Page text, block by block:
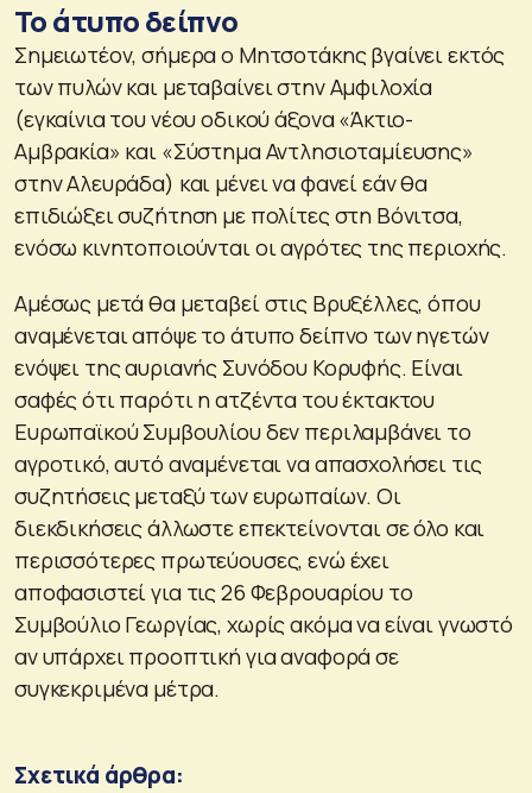
Το άτυπο δείπνο
Σημειωτέον, σήμερα ο Μητσοτάκης βγαίνει εκτός
των πυλών και μεταβαίνει στην Αμφιλοχία
(εγκαίνια του νέου οδικού άξονα «Άκτιο-
Αμβρακία» και «Σύστημα Αντλησιοταμίευσης»
στην Αλευράδα) και μένει να φανεί εάν θα
επιδιώξει συζήτηση με πολίτες στη Βόνιτσα,
ενόσω κινητοποιούνται οι αγρότες της περιοχής.
Αμέσως μετά θα μεταβεί στις Βρυξέλλες, όπου
αναμένεται απόψε το άτυπο δείπνο των ηγετών
ενόψει της αυριανής Συνόδου Κορυφής. Είναι
σαφές ότι παρότι η ατζέντα του έκτακτου
Ευρωπαϊκού Συμβουλίου δεν περιλαμβάνει το
αγροτικό, αυτό αναμένεται να απασχολήσει τις
συζητήσεις μεταξύ των ευρωπαίων. Οι
διεκδικήσεις άλλωστε επεκτείνονται σε όλο και
περισσότερες πρωτεύουσες, ενώ έχει
αποφασιστεί για τις 26 Φεβρουαρίου το
Συμβούλιο Γεωργίας, χωρίς ακόμα να είναι γνωστό
αν υπάρχει προοπτική για αναφορά σε
συγκεκριμένα μέτρα.
Σχετικά άρθρα: